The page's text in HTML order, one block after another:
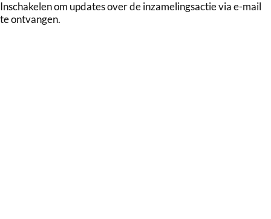
Inschakelen om updates over de inzamelingsactie via e-mail
te ontvangen.